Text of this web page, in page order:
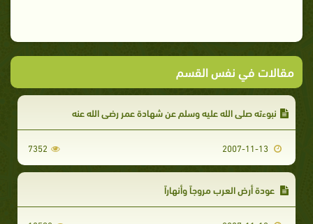
مقالات في نفس القسم
نبوءته صلى الله عليه وسلم عن شهادة عمر رضي الله عنه
7352
عودة أرض العرب مروجاً وأنهاراً